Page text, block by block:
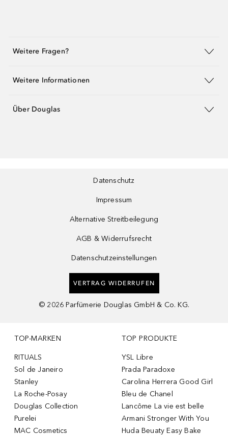
Weitere Fragen?
Weitere Informationen
Über Douglas
Datenschutz
Impressum
Alternative Streitbeilegung
AGB & Widerrufsrecht
Datenschutzeinstellungen
VERTRAG WIDERRUFEN
© 2026 Parfümerie Douglas GmbH & Co. KG.
TOP-MARKEN
RITUALS
Sol de Janeiro
Stanley
La Roche-Posay
Douglas Collection
Purelei
MAC Cosmetics
TOP PRODUKTE
YSL Libre
Prada Paradoxe
Carolina Herrera Good Girl
Bleu de Chanel
Lancôme La vie est belle
Armani Stronger With You
Huda Beuaty Easy Bake